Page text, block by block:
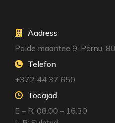
Aadress
Paide maantee 9, Pärnu,
Telefon
+372 44 37 650
Tööajad
E – R: 08.00 – 16.30